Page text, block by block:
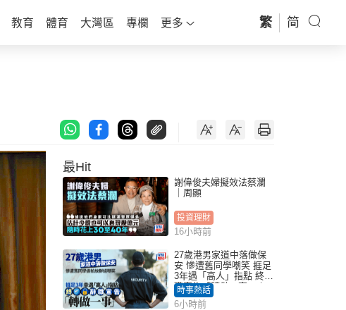
教育 體育 大灣區 專欄 更多 繁 简
最Hit
謝偉俊夫婦擬效法蔡瀾
｜周顯
投資理財
16小時前
27歲港男家道中落做保
安 慘遭舊同學嘲笑 捱足
3年遇「高人」指點 終辭
職宣告「轉做一事」｜
Juicy叮
時事熱話
6小時前